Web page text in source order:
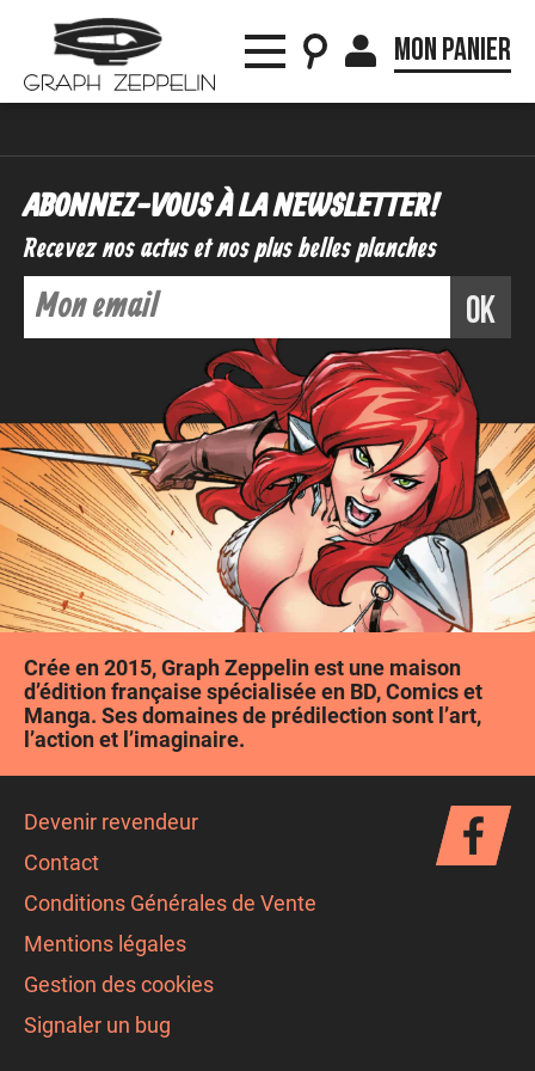
Mon panier
ABONNEZ-VOUS À LA NEWSLETTER !
Recevez nos actus et nos plus belles planches
ok
Crée en 2015, Graph Zeppelin est une maison
d’édition française spécialisée en BD, Comics et
Manga. Ses domaines de prédilection sont l’art,
l’action et l’imaginaire.
Devenir revendeur
Contact
Conditions Générales de Vente
Mentions légales
Gestion des cookies
Signaler un bug